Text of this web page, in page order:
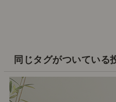
同じタグがついている